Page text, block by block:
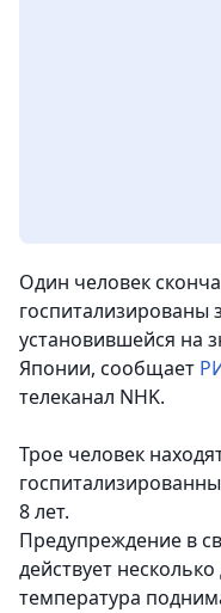
Один человек
госпитализированы
установившейся на
Японии, сообщает
телеканал NHK.
Трое человек
8 лет.
Предупреждение в
действует
температура